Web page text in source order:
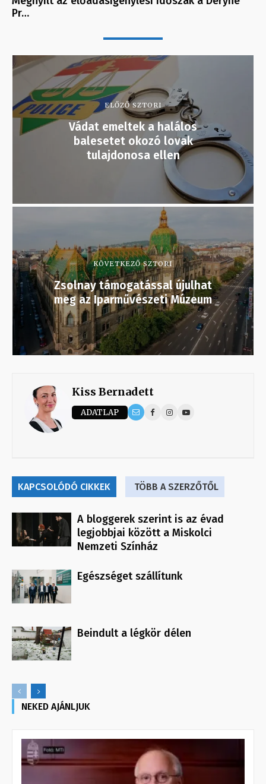
Pr…
ELŐZŐ SZTORI
Vádat emeltek a halálos
balesetet okozó lovak
tulajdonosa ellen
KÖVETKEZŐ SZTORI
Zsolnay támogatással újulhat
meg az Iparművészeti Múzeum
Kiss Bernadett
ADATLAP
KAPCSOLÓDÓ CIKKEK TÖBB A SZERZŐTŐL
A bloggerek szerint is az évad
legjobbjai között a Miskolci
Nemzeti Színház
Egészséget szállítunk
Beindult a légkör délen
NEKED AJÁNLJUK